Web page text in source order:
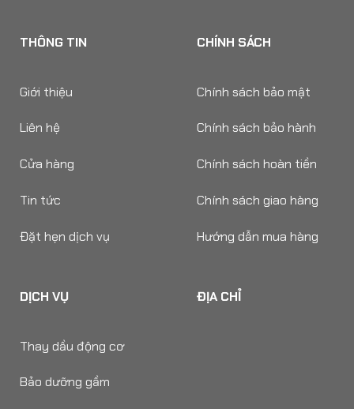
THÔNG TIN
Giới thiệu
Liên hệ
Cửa hàng
Tin tức
Đặt hẹn dịch vụ
CHÍNH SÁCH
Chính sách bảo mật
Chính sách bảo hành
Chính sách hoàn tiền
Chính sách giao hàng
Hướng dẫn mua hàng
DỊCH VỤ
Thay dầu động cơ
Bảo dưỡng gầm
ĐỊA CHỈ